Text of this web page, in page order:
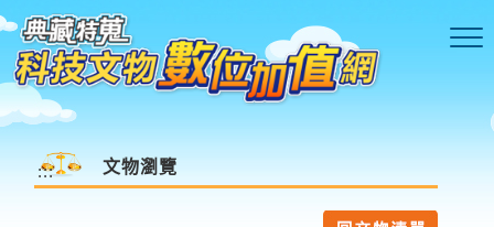
跳到主要內容區塊
::: 文物瀏覽